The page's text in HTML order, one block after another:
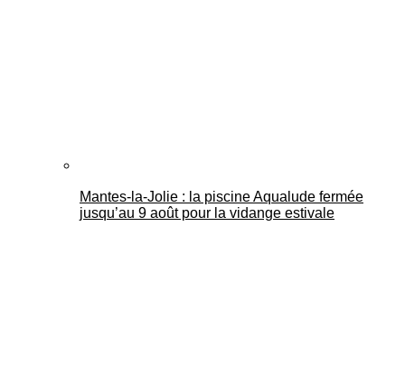
Mantes-la-Jolie : la piscine Aqualude fermée
jusqu’au 9 août pour la vidange estivale